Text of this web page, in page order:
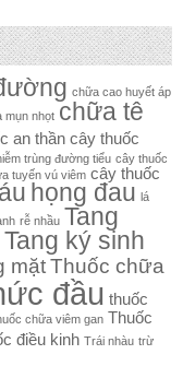
chữa cao huyết áp
mụn nhọt chữa tê
an thần cây thuốc
trùng đường tiểu cây thuốc
tuyến vú viêm cây thuốc
họng đau lá
rễ nhầu Tang
Tang ký sinh
mặtThuốc chữa
đầu thuốc
chữa viêm gan Thuốc
điều kinh Trái nhàu trừ